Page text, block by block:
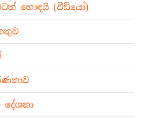
හොඳයි (වීඩියෝ)